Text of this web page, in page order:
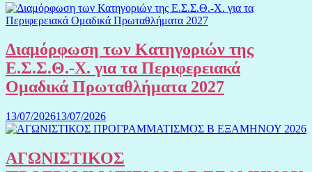
Διαμόρφωση των Κατηγοριών της
Ε.Σ.Σ.Θ.-Χ. για τα Περιφερειακά
Ομαδικά Πρωταθλήματα 2027
13/07/202613/07/2026
ΑΓΩΝΙΣΤΙΚΟΣ